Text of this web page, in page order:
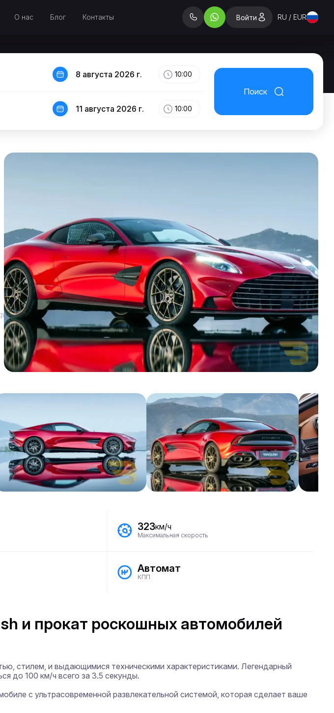
О нас Блог Контакты Войти RU / EUR
8 августа 2026 г. 10:00
11 августа 2026 г. 10:00
Поиск
323км/ч
Максимальная скорость
Автомат
КПП
и прокат роскошных автомобилей
стилем, и выдающимися техническими характеристиками. Легендарный
до 100 км/ч всего за 3.5 секунды.
с ультрасовременной развлекательной системой, которая сделает ваше